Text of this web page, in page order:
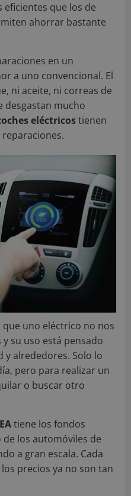
que los de
ahorrar bastante
en un
a uno convencional. El
ni aceite, ni correas de
desgastan mucho
eléctricostienen
uno eléctrico no nos
su uso está pensado
y alrededores. Solo lo
pero para realizar un
o buscar otro
tiene los fondos
los automóviles de
a gran escala. Cada
precios ya no son tan